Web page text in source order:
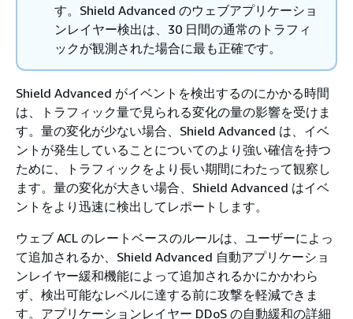
す。Shield Advanced のウェブアプリケーショ
ンレイヤー検出は、30 日間の通常のトラフィ
ックが観測された場合に最も正確です。
Shield Advanced がイベントを検出するのにかかる時間
は、トラフィック量で見られる変化の量の影響を受けま
す。量の変化が少ない場合、Shield Advanced は、イベ
ントが発生していることについてのより強い確信を持つ
ために、トラフィックをより長い期間にわたって観察し
ます。量の変化が大きい場合、Shield Advanced はイベ
ントをより迅速に検出してレポートします。
ウェブ ACL のレートベースのルールは、ユーザーによっ
て追加されるか、Shield Advanced 自動アプリケーショ
ンレイヤー緩和機能によって追加されるかにかかわら
ず、検出可能なレベルに達する前に攻撃を軽減できま
す。アプリケーションレイヤー DDoS の自動緩和の詳細